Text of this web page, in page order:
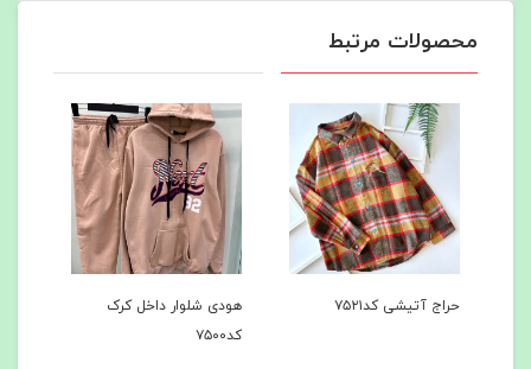
محصولات مرتبط
هودی شلوار داخل کرک
هودی شلوار داخل کرک
کد۷۴۹7